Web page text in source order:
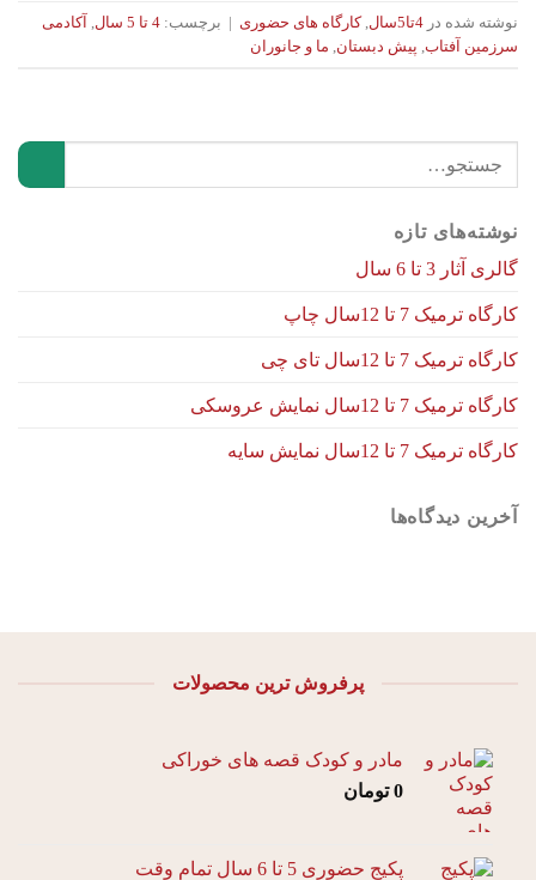
نوشته شده در 4تا5سال ,کارگاه های حضوری | برچسب: 4 تا 5 سال
آکادمی
سرزمین آفتاب پیش دبستان ما و جانوران
نوشته‌های تازه
گالری آثار 3 تا 6 سال
کارگاه ترمیک 7 تا 12سال چاپ
کارگاه ترمیک 7 تا 12سال تای چی
کارگاه ترمیک 7 تا 12سال نمایش عروسکی
کارگاه ترمیک 7 تا 12سال نمایش سایه
آخرین دیدگاه‌ها
پرفروش ترین محصولات
مادر و کودک قصه های خوراکی
0 تومان
پکیج حضوری 5 تا 6 سال تمام وقت